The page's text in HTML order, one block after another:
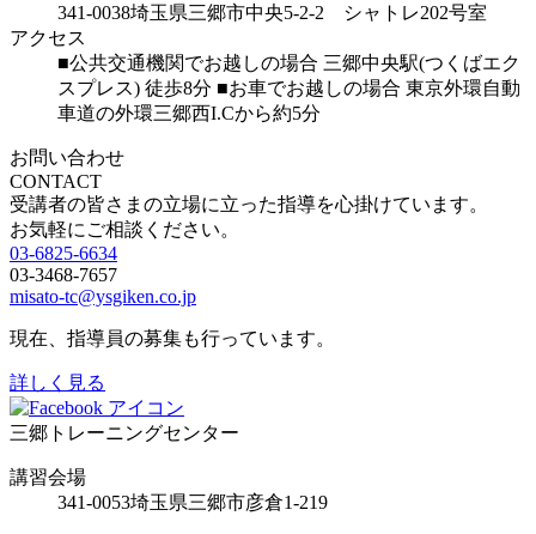
341-0038埼玉県三郷市中央5-2-2 シャトレ202号室
アクセス
■公共交通機関でお越しの場合 三郷中央駅(つくばエク
スプレス) 徒歩8分 ■お車でお越しの場合 東京外環自動
車道の外環三郷西I.Cから約5分
お問い合わせ
CONTACT
受講者の皆さまの立場に立った指導を心掛けています。
お気軽にご相談ください。
03-6825-6634
03-3468-7657
misato-tc@ysgiken.co.jp
現在、指導員の募集も行っています。
詳しく見る
三郷トレーニングセンター
講習会場
341-0053埼玉県三郷市彦倉1-219